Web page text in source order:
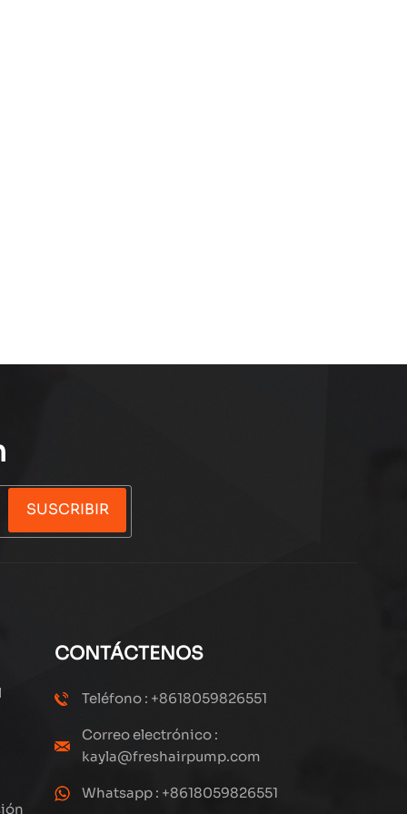
SUSCRIBIR
CONTÁCTENOS
Teléfono : +8618059826551
Correo electrónico :
kayla@freshairpump.com
Whatsapp : +8618059826551